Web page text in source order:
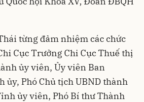
từng đảm nhiệm các chức
Cục Trưởng Chi Cục Thuế thị
ủy viên, Ủy viên Ban
ủy, Phó Chủ tịch UBND thành
ủy viên, Phó Bí thư Thành